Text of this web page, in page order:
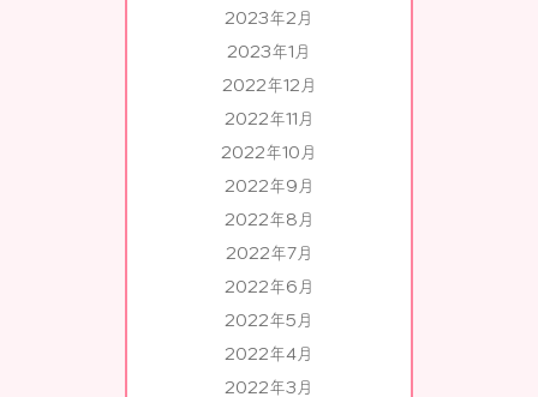
2023年2月
2023年1月
2022年12月
2022年11月
2022年10月
2022年9月
2022年8月
2022年7月
2022年6月
2022年5月
2022年4月
2022年3月